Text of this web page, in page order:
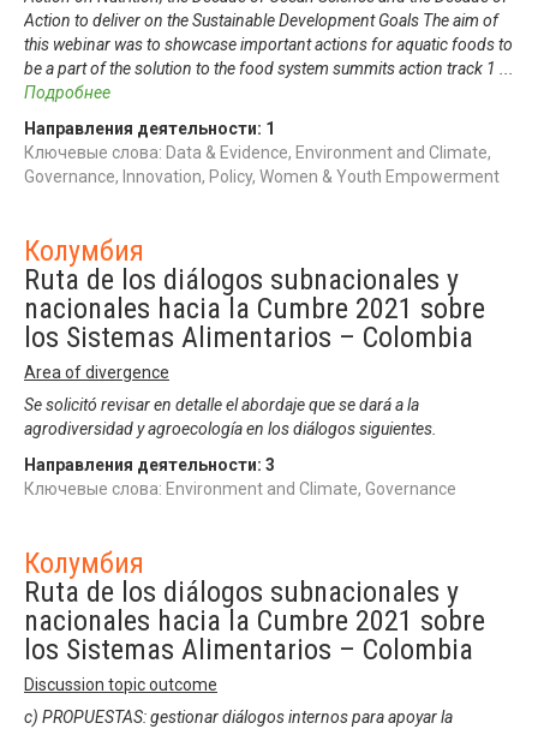
Action to deliver on the Sustainable Development Goals The aim of
this webinar was to showcase important actions for aquatic foods to
be a part of the solution to the food system summits action track 1
Подробнее
Направления деятельности: 1
Ключевые слова: Data & Evidence, Environment and Climate,
Governance, Innovation, Policy, Women & Youth Empowerment
Колумбия
Ruta de los diálogos subnacionales y
nacionales hacia la Cumbre 2021 sobre
los Sistemas Alimentarios – Colombia
Area of divergence
Se solicitó revisar en detalle el abordaje que se dará a la
agrodiversidad y agroecología en los diálogos siguientes.
Направления деятельности: 3
Ключевые слова: Environment and Climate, Governance
Колумбия
Ruta de los diálogos subnacionales y
nacionales hacia la Cumbre 2021 sobre
los Sistemas Alimentarios – Colombia
Discussion topic outcome
c) PROPUESTAS: gestionar diálogos internos para apoyar la